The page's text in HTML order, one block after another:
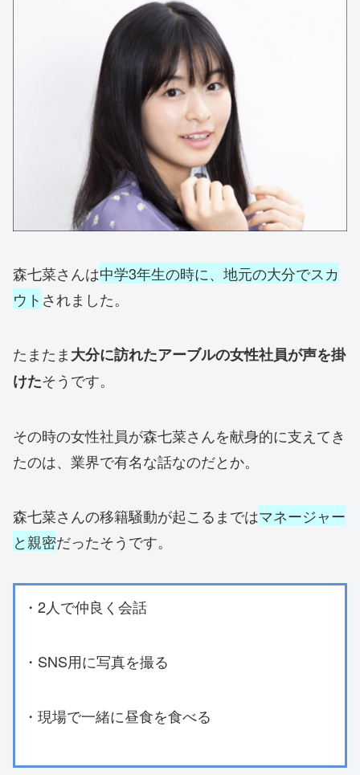
森七菜さんは中学3年生の時に、地元の大分でスカ
ウト されました。
たまたま大分に訪れたアーブルの女性社員が声を掛
けたそうです。
その時の女性社員が森七菜さんを献身的に支えてき
たのは、業界で有名な話なのだとか。
森七菜さんの移籍騒動が起こるまではマネージャー
と親密だったそうです。
・2人で仲良く会話
・SNS用に写真を撮る
・現場で一緒に昼食を食べる